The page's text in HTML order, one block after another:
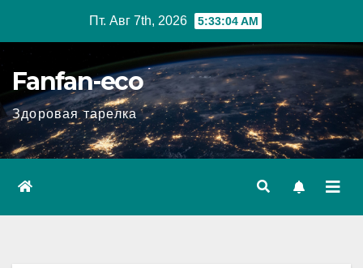
Пт. Авг 7th, 2026 5:33:05 AM
Fanfan-eco
Здоровая тарелка